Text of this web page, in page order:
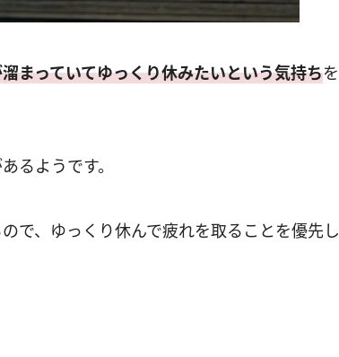
まっていてゆっくり休みたいという気持ちを
るようです。
で、ゆっくり休んで疲れを取ることを優先し